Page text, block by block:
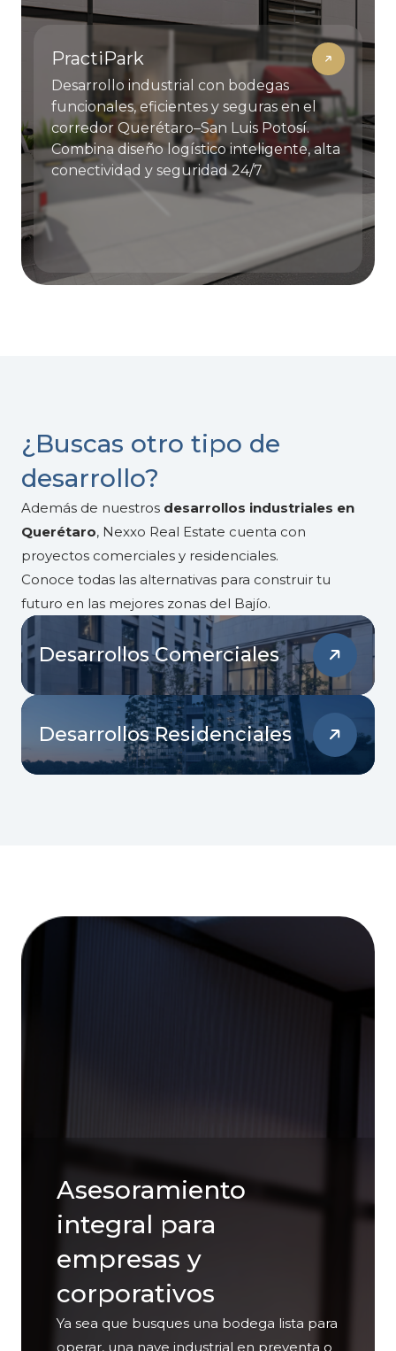
PractiPark
Desarrollo industrial con bodegas
funcionales, eficientes y seguras en el
corredor Querétaro–San Luis Potosí.
Combina diseño logístico inteligente, alta
conectividad y seguridad 24/7
¿Buscas otro tipo de
desarrollo?
Además de nuestros desarrollos industriales en
Querétaro, Nexxo Real Estate cuenta con
proyectos comerciales y residenciales.
Conoce todas las alternativas para construir tu
futuro en las mejores zonas del Bajío.
Desarrollos Comerciales
Desarrollos Residenciales
Asesoramiento
integral para
empresas y
corporativos
Ya sea que busques una bodega lista para
operar, una nave industrial en preventa o